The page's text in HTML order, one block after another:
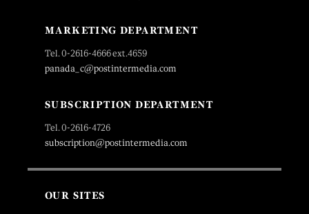
MARKETING DEPARTMENT
Tel. 0-2616-4666 ext.4659
panada_c@postintermedia.com
SUBSCRIPTION DEPARTMENT
Tel. 0-2616-4726
subscription@postintermedia.com
OUR SITES